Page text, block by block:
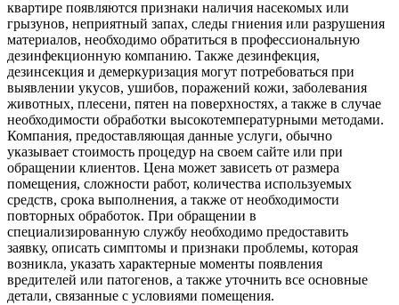
квартире появляются признаки наличия насекомых или
грызунов, неприятный запах, следы гниения или разрушения
материалов, необходимо обратиться в профессиональную
дезинфекционную компанию. Также дезинфекция,
дезинсекция и демеркуризация могут потребоваться при
выявлении укусов, ушибов, поражений кожи, заболевания
животных, плесени, пятен на поверхностях, а также в случае
необходимости обработки высокотемпературными методами.
Компания, предоставляющая данные услуги, обычно
указывает стоимость процедур на своем сайте или при
обращении клиентов. Цена может зависеть от размера
помещения, сложности работ, количества используемых
средств, срока выполнения, а также от необходимости
повторных обработок. При обращении в
специализированную службу необходимо предоставить
заявку, описать симптомы и признаки проблемы, которая
возникла, указать характерные моменты появления
вредителей или патогенов, а также уточнить все основные
детали, связанные с условиями помещения.